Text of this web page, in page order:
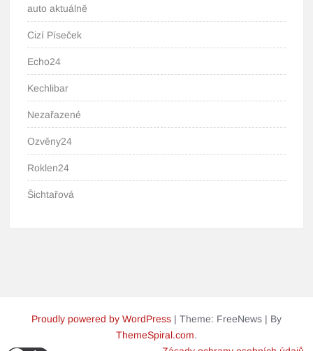
auto aktuálně
Cizí Píseček
Echo24
Kechlibar
Nezařazené
Ozvěny24
Roklen24
Šichtařová
Proudly powered by WordPress | Theme: FreeNews | By
ThemeSpiral.com.